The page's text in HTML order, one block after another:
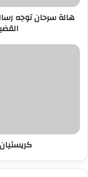
ر
هالة سرحان توجه